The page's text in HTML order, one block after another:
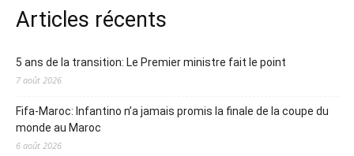
Articles récents
5 ans de la transition: Le Premier ministre fait le point
7 août 2026
Fifa-Maroc: Infantino n’a jamais promis la finale de la coupe du
monde au Maroc
6 août 2026